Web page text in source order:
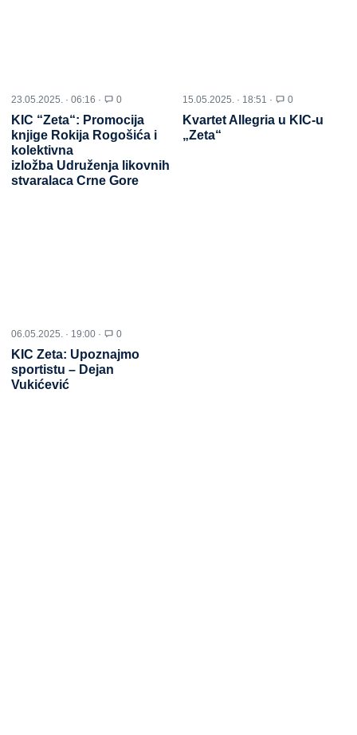
23.05.2025. · 06:16 · 0
KIC “Zeta“: Promocija
knjige Rokija Rogošića i
kolektivna
izložba Udruženja likovnih
stvaralaca Crne Gore
15.05.2025. · 18:51 · 0
Kvartet Allegria u KIC-u
„Zeta“
06.05.2025. · 19:00 · 0
KIC Zeta: Upoznajmo
sportistu – Dejan
Vukićević